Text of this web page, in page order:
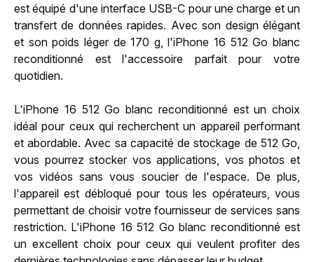
est équipé d'une interface USB-C pour une charge et un
transfert de données rapides. Avec son design élégant
et son poids léger de 170 g, l'iPhone 16 512 Go blanc
reconditionné est l'accessoire parfait pour votre
quotidien.
L'iPhone 16 512 Go blanc reconditionné est un choix
idéal pour ceux qui recherchent un appareil performant
et abordable. Avec sa capacité de stockage de 512 Go,
vous pourrez stocker vos applications, vos photos et
vos vidéos sans vous soucier de l'espace. De plus,
l'appareil est débloqué pour tous les opérateurs, vous
permettant de choisir votre fournisseur de services sans
restriction. L'iPhone 16 512 Go blanc reconditionné est
un excellent choix pour ceux qui veulent profiter des